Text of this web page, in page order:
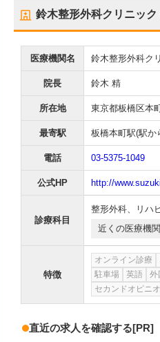
鈴木整形外科クリニック
医療機関名 鈴木整形外科ク
院長 鈴木 精
所在地 東京都板橋区本
最寄駅 板橋本町駅(駅か
電話 03-5375-1049
公式HP http://
診療科目
整形外科、 リハ
近くの医療機
特徴
オンライン診療
駐車場
英語 外
セカンドオピニ
直近の求人を確認する[PR]